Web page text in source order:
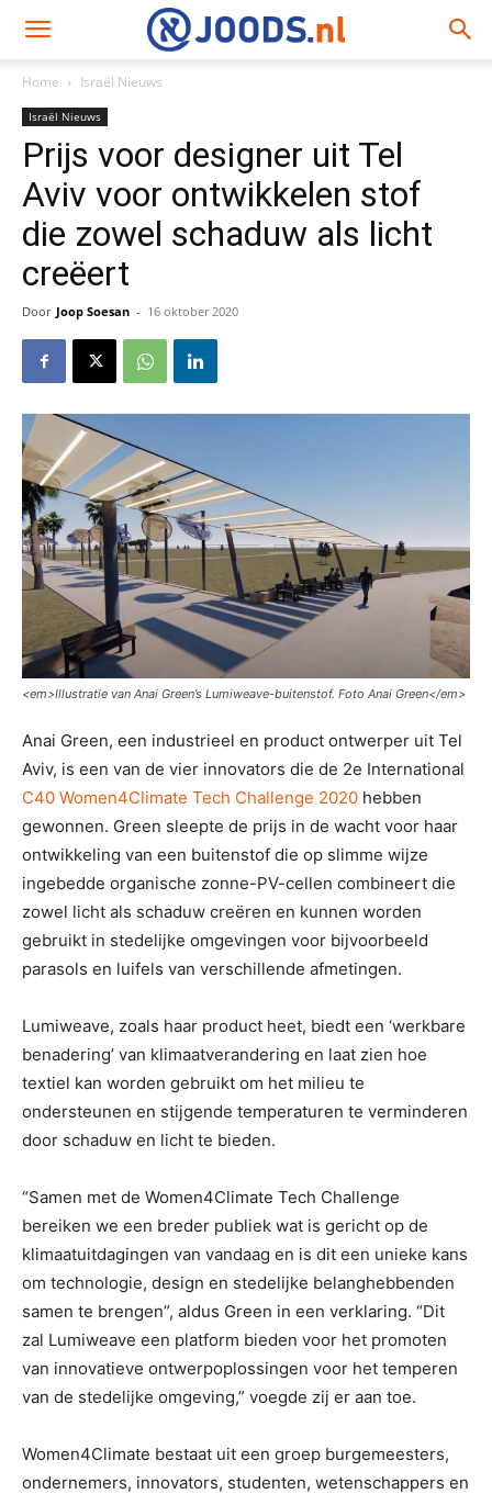
Home Israël Nieuws
Israël Nieuws
Prijs voor designer uit Tel
Aviv voor ontwikkelen stof
die zowel schaduw als licht
creëert
Door Joop Soesan - 16 oktober 2020
<em>Illustratie van Anai Green’s Lumiweave-buitenstof. Foto Anai Green</em>
Anai Green, een industrieel en product ontwerper uit Tel
Aviv, is een van de vier innovators die de 2e International
C40 Women4Climate Tech Challenge 2020 hebben
gewonnen. Green sleepte de prijs in de wacht voor haar
ontwikkeling van een buitenstof die op slimme wijze
ingebedde organische zonne-PV-cellen combineert die
zowel licht als schaduw creëren en kunnen worden
gebruikt in stedelijke omgevingen voor bijvoorbeeld
parasols en luifels van verschillende afmetingen.
Lumiweave, zoals haar product heet, biedt een ‘werkbare
benadering’ van klimaatverandering en laat zien hoe
textiel kan worden gebruikt om het milieu te
ondersteunen en stijgende temperaturen te verminderen
door schaduw en licht te bieden.
“Samen met de Women4Climate Tech Challenge
bereiken we een breder publiek wat is gericht op de
klimaatuitdagingen van vandaag en is dit een unieke kans
om technologie, design en stedelijke belanghebbenden
samen te brengen”, aldus Green in een verklaring. “Dit
zal Lumiweave een platform bieden voor het promoten
van innovatieve ontwerpoplossingen voor het temperen
van de stedelijke omgeving,” voegde zij er aan toe.
Women4Climate bestaat uit een groep burgemeesters,
ondernemers, innovators, studenten, wetenschappers en